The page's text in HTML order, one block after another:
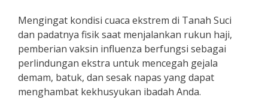
Mengingat kondisi cuaca ekstrem di Tanah Suci
dan padatnya fisik saat menjalankan rukun haji,
pemberian vaksin influenza berfungsi sebagai
perlindungan ekstra untuk mencegah gejala
demam, batuk, dan sesak napas yang dapat
menghambat kekhusyukan ibadah Anda.